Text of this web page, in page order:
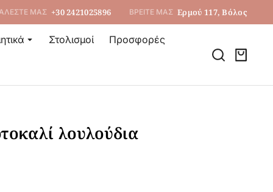
ΜΑΣ +30 2421025896 ΒΡΕΙΤΕ ΜΑΣ Ερμού 117, Βόλος
Στολισμοί Προσφορές
λουλούδια